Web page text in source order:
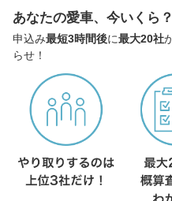
あなたの愛車、今いくら？
申込み最短3時間後に最大20社
らせ！